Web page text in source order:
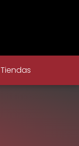
Tiendas